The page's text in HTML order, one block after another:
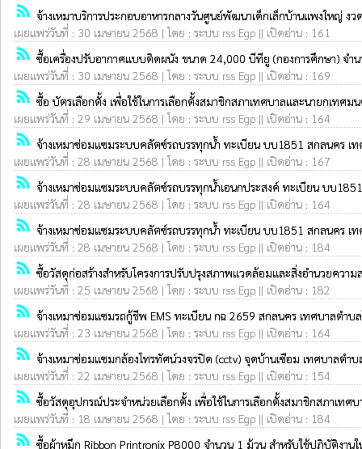
rss_feed จ้างเหมาบริการประกอบอาหารกลางวันศูนย์พัฒนาเด็กเล็กบ้านแพงใหญ่
เผยแพร่วันที่ : 30 เมษายน 2568 | โดย : ระบบ rss Egp || เปิดอ่าน : 161
rss_feed ซื้อเครื่องปรับอากาศแบบติดผนัง ขนาด 24,000 บีทียู (กองการศึกษา) จำ
เผยแพร่วันที่ : 30 เมษายน 2568 | โดย : ระบบ rss Egp || เปิดอ่าน : 169
rss_feed ซื้อ บัตรเลือกตั้ง เพื่อใช้ในการเลือกตั้งสมาชิกสภาเทศบาลและนายกเทศม
เผยแพร่วันที่ : 29 เมษายน 2568 | โดย : ระบบ rss Egp || เปิดอ่าน : 164
rss_feed จ้างเหมาซ่อมแซมระบบคลัตซ์รถบรรทุกน้ำ ทะเบียน บบ1851 สกลนคร เ
เผยแพร่วันที่ : 28 เมษายน 2568 | โดย : ระบบ rss Egp || เปิดอ่าน : 167
rss_feed จ้างเหมาซ่อมแซมระบบคลัตซ์รถบรรทุกน้ำเอนกประสงค์ ทะเบียน บบ
เผยแพร่วันที่ : 28 เมษายน 2568 | โดย : ระบบ rss Egp || เปิดอ่าน : 164
rss_feed จ้างเหมาซ่อมแซมระบบคลัตซ์รถบรรทุกน้ำ ทะเบียน บบ1851 สกลนคร เ
เผยแพร่วันที่ : 28 เมษายน 2568 | โดย : ระบบ rss Egp || เปิดอ่าน : 184
rss_feed ซื้อวัสดุก่อสร้างสำหรับโครงการปรับปรุงสภาพแวดล้อมและสิ่งอำนวยควา
เผยแพร่วันที่ : 25 เมษายน 2568 | โดย : ระบบ rss Egp || เปิดอ่าน : 182
rss_feed จ้างเหมาซ่อมแซมรถกู้ชีพ EMS ทะเบียน กฉ 2659 สกลนคร เทศบาลตำบ
เผยแพร่วันที่ : 23 เมษายน 2568 | โดย : ระบบ rss Egp || เปิดอ่าน : 164
rss_feed จ้างเหมาซ่อมแซมกล้องโทรทัศน์วงจรปิด (cctv) จุดบ้านเซือม เทศบาลตำ
เผยแพร่วันที่ : 22 เมษายน 2568 | โดย : ระบบ rss Egp || เปิดอ่าน : 154
rss_feed ซื้อวัสดุอุปกรณ์ประจำหน่วยเลือกตั้ง เพื่อใช้ในการเลือกตั้งสมาชิกสภาเทศ
เผยแพร่วันที่ : 18 เมษายน 2568 | โดย : ระบบ rss Egp || เปิดอ่าน : 184
rss_feed ซื้อผ้าหมึก Ribbon Printronix P8000 จำนวน 1 ม้วน สำหรับใช้ปฏิบัติงา